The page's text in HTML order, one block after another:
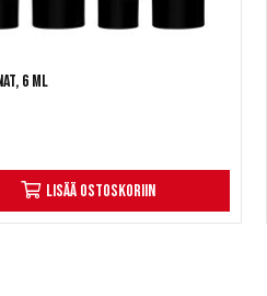
6 ml
Lisää ostoskoriin